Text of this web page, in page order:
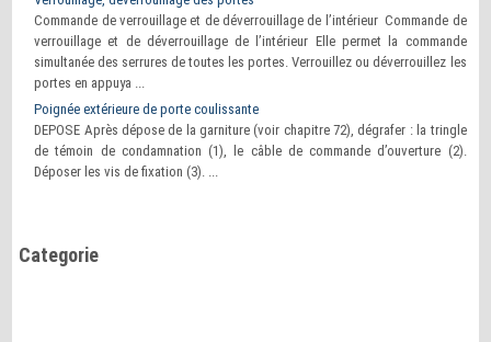
Commande de verrouillage et de déverrouillage de l’intérieur Commande de
verrouillage et de déverrouillage de l’intérieur Elle permet la commande
simultanée des serrures de toutes les portes. Verrouillez ou déverrouillez les
portes en appuya ...
Poignée extérieure de porte coulissante
DEPOSE Après dépose de la garniture (voir chapitre 72), dégrafer : la tringle
de témoin de condamnation (1), le câble de commande d’ouverture (2).
Déposer les vis de fixation (3). ...
Categorie